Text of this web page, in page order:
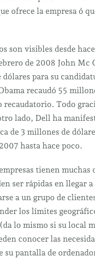
ofrece la empresa ó
son visibles desde
de 2008 John Mc
dólares para su
recaudó 55
Todo
lado, Dell ha
de 3 millones de
hasta hace poco.
tienen muchas
ser rápidas en llegar
a un grupo de
los límites
lo mismo si su local
conocer las
su pantalla de